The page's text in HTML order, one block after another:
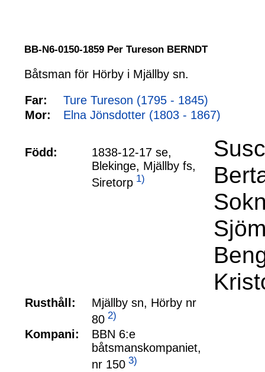
BB-N6-0150-1859 Per Tureson BERNDT
Båtsman för Hörby i Mjällby sn.
Far:
Ture Tureson (1795 - 1845)
Mor:
Elna Jönsdotter (1803 - 1867)
Född:
1838-12-17 se,
Blekinge, Mjällby fs,
Siretorp 1)
Rusthåll:
Mjällby sn, Hörby nr
80 2)
Kompani:
BBN 6:e
båtsmanskompaniet,
nr 150 3)